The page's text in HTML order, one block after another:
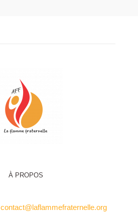
À PROPOS
contact@laflammefraternelle.org